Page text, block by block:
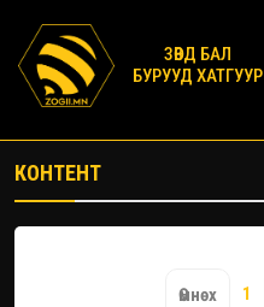
ЗӨВД БАЛ
БУРУУД ХАТГУУР
КОНТЕНТ
Өмнөх 1